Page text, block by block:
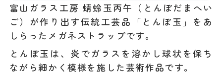
富山ガラス工房 蜻蛉玉丙午（とんぼだまへい
ご）が作り出す伝統工芸品「とんぼ玉」をあ
しらったメガネストラップです。
とんぼ玉は、炎でガラスを溶かし球状を保ち
ながら細かく模様を施した芸術作品です。